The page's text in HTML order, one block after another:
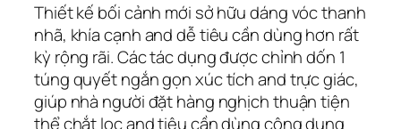
Thiết kế bối cảnh mới sở hữu dáng vóc thanh
nhã, khía cạnh and dễ tiêu cần dùng hơn rất
kỳ rộng rãi. Các tác dụng được chỉnh dốn 1
túng quyết ngắn gọn xúc tích and trực giác,
giúp nhà người đặt hàng nghịch thuận tiện
thể chắt lọc and tiêu cần dùng công dụng